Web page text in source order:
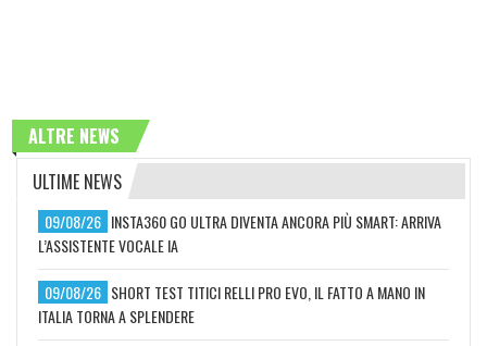
ALTRE NEWS
ULTIME NEWS
09/08/26 INSTA360 GO ULTRA DIVENTA ANCORA PIÙ SMART: ARRIVA
L’ASSISTENTE VOCALE IA
09/08/26 SHORT TEST TITICI RELLI PRO EVO, IL FATTO A MANO IN
ITALIA TORNA A SPLENDERE